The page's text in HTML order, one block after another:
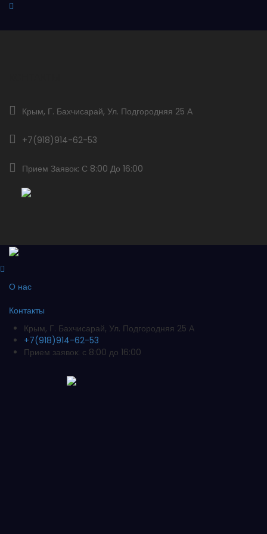
Крым, Г. Бахчисарай, Ул. Подгородняя 25 А
+7(918)914-62-53
Прием Заявок: С 8:00 До 16:00
О нас
Контакты
Крым, Г. Бахчисарай, Ул. Подгородняя 25 А
+7(918)914-62-53
Прием заявок: с 8:00 до 16:00